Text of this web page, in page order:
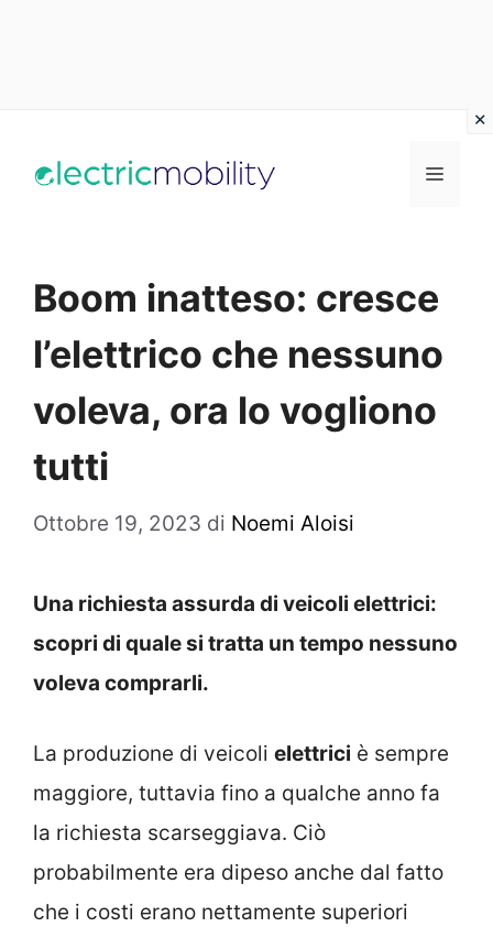
Menu
Boom inatteso: cresce
l’elettrico che nessuno
voleva, ora lo vogliono
tutti
Ottobre 19, 2023 di Noemi Aloisi
Una richiesta assurda di veicoli elettrici:
scopri di quale si tratta un tempo nessuno
voleva comprarli.
La produzione di veicoli elettrici è sempre
maggiore, tuttavia fino a qualche anno fa
la richiesta scarseggiava. Ciò
probabilmente era dipeso anche dal fatto
che i costi erano nettamente superiori